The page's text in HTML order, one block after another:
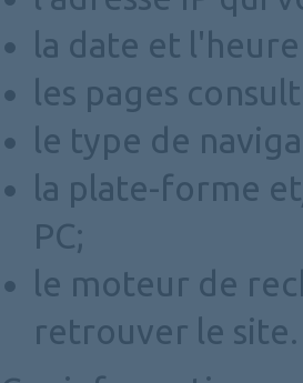
la date et
les pages
le type de
la plate-forme
PC;
le moteur de
retrouver le site.